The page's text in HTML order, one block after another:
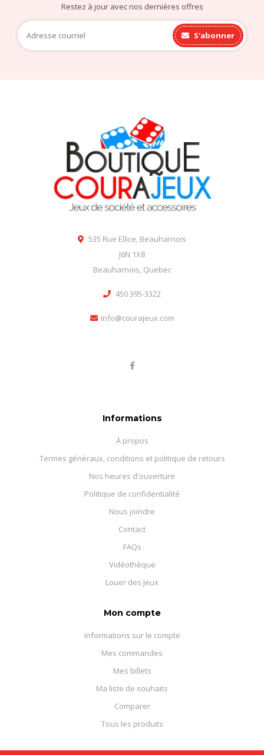
Restez à jour avec nos dernières offres
S'abonner
535 Rue Ellice, Beauharnois
J6N 1X8
Beauharnois, Quebec
450 395-3322
info@courajeux.com
Informations
À propos
Termes généraux, conditions et politique de retours
Nos heures d'ouverture
Politique de confidentialité
Nous joindre
Contact
FAQs
Vidéothèque
Louer des Jeux
Mon compte
Informations sur le compte
Mes commandes
Mes billets
Ma liste de souhaits
Comparer
Tous les produits